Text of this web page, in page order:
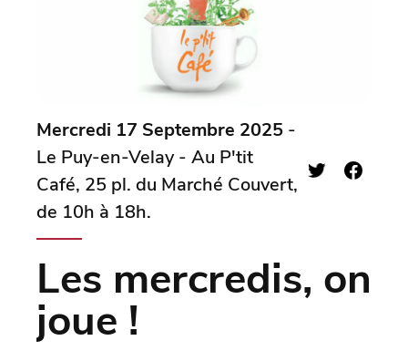
Mercredi 17 Septembre 2025 -
Le Puy-en-Velay - Au P'tit
Café, 25 pl. du Marché Couvert,
de 10h à 18h.
Les mercredis, on
joue !